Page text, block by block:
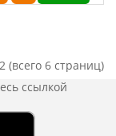
(всего 6 страниц)
ссылкой